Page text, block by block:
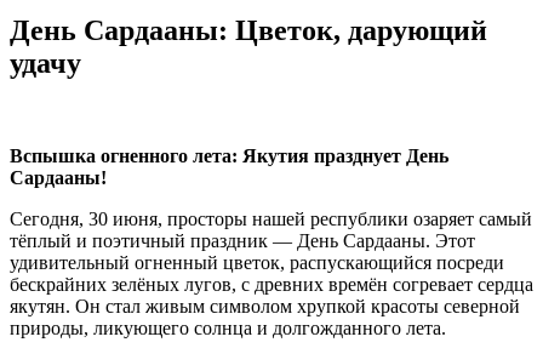
День Сардааны: Цветок, дарующий
удачу
Вспышка огненного лета: Якутия празднует День
Сардааны!
Сегодня, 30 июня, просторы нашей республики озаряет самый
тёплый и поэтичный праздник — День Сардааны. Этот
удивительный огненный цветок, распускающийся посреди
бескрайних зелёных лугов, с древних времён согревает сердца
якутян. Он стал живым символом хрупкой красоты северной
природы, ликующего солнца и долгожданного лета.